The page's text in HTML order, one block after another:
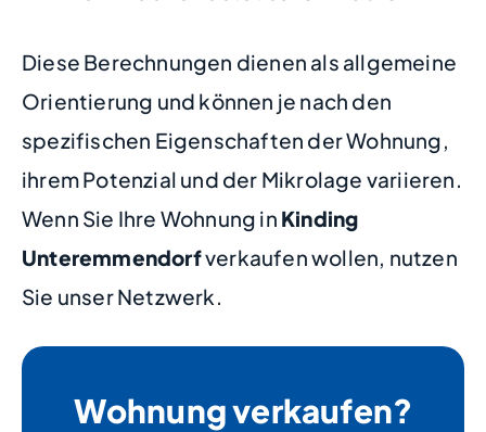
Diese Berechnungen dienen als allgemeine
Orientierung und können je nach den
spezifischen Eigenschaften der Wohnung,
ihrem Potenzial und der Mikrolage variieren.
Wenn Sie Ihre Wohnung in Kinding
Unteremmendorfverkaufen wollen, nutzen
Sie unser Netzwerk.
Wohnung verkaufen?